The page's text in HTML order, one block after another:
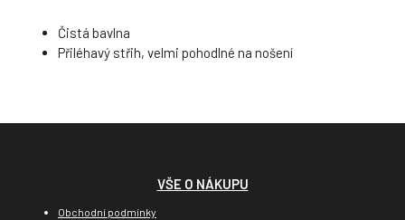
Čistá bavlna
Přiléhavý střih, velmi pohodlné na nošení
VŠE O NÁKUPU
Obchodní podmínky